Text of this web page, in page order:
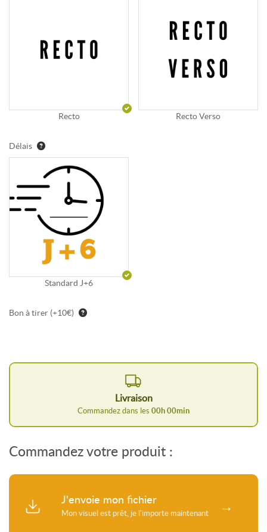
Recto Recto Verso
Délais
Standard J+6
Bon à tirer (+10€)
Livraison
Commandez dans les 00h 00min
Commandez votre produit :
J'envoie mon fichier